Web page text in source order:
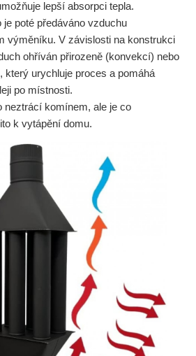
lepší absorpci tepla.
je poté předáváno vzduchu
výměníku. V závislosti na konstrukci
ohříván přirozeně (konvekcí) nebo
který urychluje proces a pomáhá
po místnosti.
neztrácí komínem, ale je co
k vytápění domu.